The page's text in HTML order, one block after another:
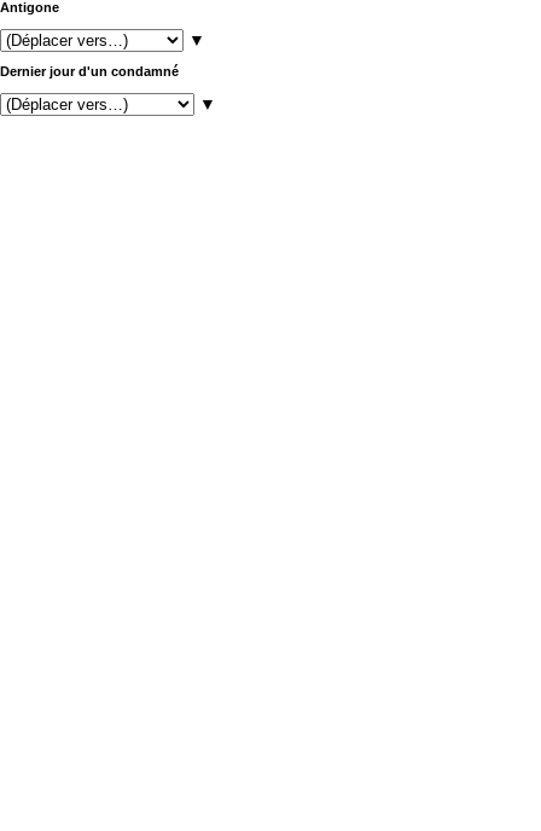
Antigone
▼
Dernier jour d'un condamné
▼